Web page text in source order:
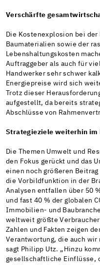
Verschärfte
Die Kostenexplosion bei der
Baumaterialien sowie der
Lebenshaltungskosten
Auftraggeber als auch für
Handwerker sehr schwer
Energiepreise wird sich
Trotz dieser
aufgestellt, da bereits
Abschlüsse von
Strategieziele weiterhin im
Die Themen Umwelt und
den Fokus gerückt und das
einen noch größeren
die Vorbildfunktion in der
Analysen entfallen über 50
und fast 40 % der globalen
Immobilien-​ und
weltweit größte
Zahlen und Fakten zeigen
Verantwortung, die auch wir
sagt Philipp Utz. „Hinzu
gesellschaftliche Einflüsse,